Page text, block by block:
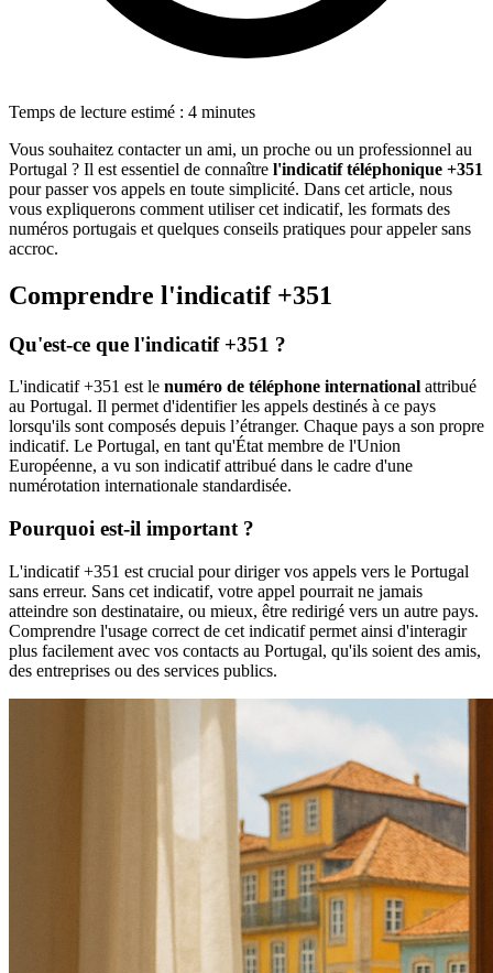
Temps de lecture estimé : 4 minutes
Vous souhaitez contacter un ami, un proche ou un professionnel au
Portugal ? Il est essentiel de connaître l'indicatif téléphonique +351
pour passer vos appels en toute simplicité. Dans cet article, nous
vous expliquerons comment utiliser cet indicatif, les formats des
numéros portugais et quelques conseils pratiques pour appeler sans
accroc.
Comprendre l'indicatif +351
Qu'est-ce que l'indicatif +351 ?
L'indicatif +351 est le numéro de téléphone international attribué
au Portugal. Il permet d'identifier les appels destinés à ce pays
lorsqu'ils sont composés depuis l’étranger. Chaque pays a son propre
indicatif. Le Portugal, en tant qu'État membre de l'Union
Européenne, a vu son indicatif attribué dans le cadre d'une
numérotation internationale standardisée.
Pourquoi est-il important ?
L'indicatif +351 est crucial pour diriger vos appels vers le Portugal
sans erreur. Sans cet indicatif, votre appel pourrait ne jamais
atteindre son destinataire, ou mieux, être redirigé vers un autre pays.
Comprendre l'usage correct de cet indicatif permet ainsi d'interagir
plus facilement avec vos contacts au Portugal, qu'ils soient des amis,
des entreprises ou des services publics.